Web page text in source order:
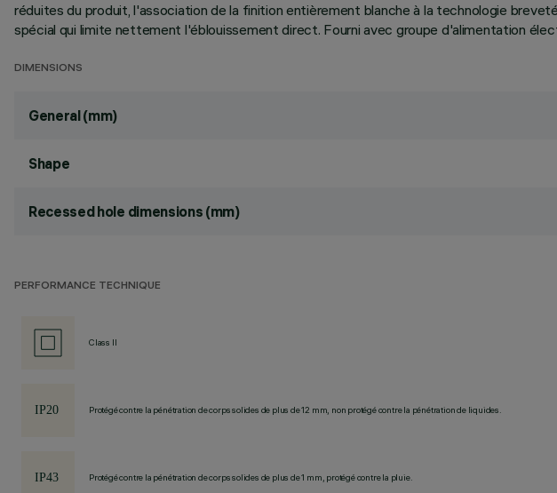
réduites du produit, l'association de la finition entièrement blanche à la technologie
spécial qui limite nettement l'éblouissement direct. Fourni avec groupe d'alimentation
DIMENSIONS
General (mm)
Shape
Recessed hole dimensions (mm)
PERFORMANCE TECHNIQUE
Class II
Protégé contre la pénétration de corps solides de plus de 12 mm, non protégé contre la pénétration de liquides.
Protégé contre la pénétration de corps solides de plus de 1 mm, protégé contre la pluie.